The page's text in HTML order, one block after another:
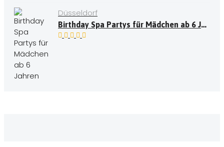
Düsseldorf
Birthday Spa Partys für Mädchen ab 6 Jahren